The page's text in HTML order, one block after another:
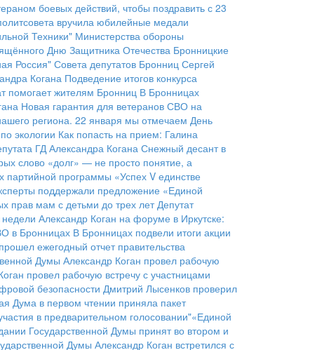
боевых действий, чтобы поздравить с 23
вручила юбилейные медали
Техники" Министерства обороны
Дню Защитника Отечества Бронницкие
Россия" Совета депутатов Бронниц Сергей
Когана Подведение итогов конкурса
помогает жителям Бронниц В Бронницах
Новая гарантия для ветеранов СВО на
региона. 22 января мы отмечаем День
экологии Как попасть на прием: Галина
ГД Александра Когана Снежный десант в
слово «долг» — не просто понятие, а
партийной программы «Успех V единстве
поддержали предложение «Единой
прав мам с детьми до трех летДепутат
недели Александр Коган на форуме в Иркутске:
в Бронницах В Бронницах подвели итоги акции
ежегодный отчет правительства
Думы Александр Коган провел рабочую
провел рабочую встречу с участницами
безопасности Дмитрий Лысенков проверил
Дума в первом чтении приняла пакет
в предварительном голосовании"«Единой
Государственной Думы принят во втором и
Думы Александр Коган встретился с